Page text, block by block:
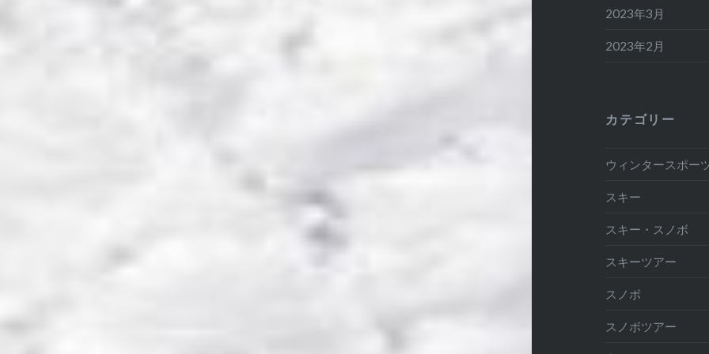
2023年3月
2023年2月
カテゴリー
ウィンタースポー
スキー
スキー・スノボ
スキーツアー
スノボ
スノボツアー